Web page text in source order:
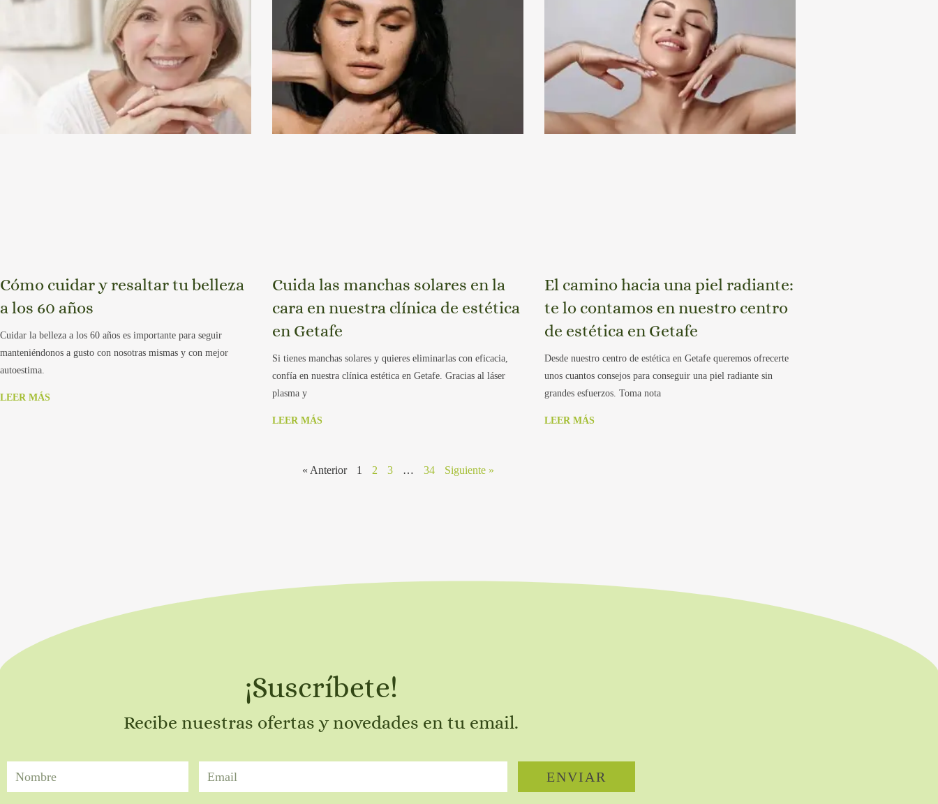
Cómo cuidar y resaltar tu belleza
a los 60 años
Cuidar la belleza a los 60 años es importante para seguir
manteniéndonos a gusto con nosotras mismas y con mejor
autoestima.
LEER MÁS
Cuida las manchas solares en la
cara en nuestra clínica de estética
en Getafe
Si tienes manchas solares y quieres eliminarlas con eficacia,
confía en nuestra clínica estética en Getafe. Gracias al láser
plasma y
LEER MÁS
El camino hacia una piel radiante:
te lo contamos en nuestro centro
de estética en Getafe
Desde nuestro centro de estética en Getafe queremos ofrecerte
unos cuantos consejos para conseguir una piel radiante sin
grandes esfuerzos. Toma nota
LEER MÁS
« Anterior 1 2 3 … 34 Siguiente »
¡Suscríbete!
Recibe nuestras ofertas y novedades en tu email.
ENVIAR